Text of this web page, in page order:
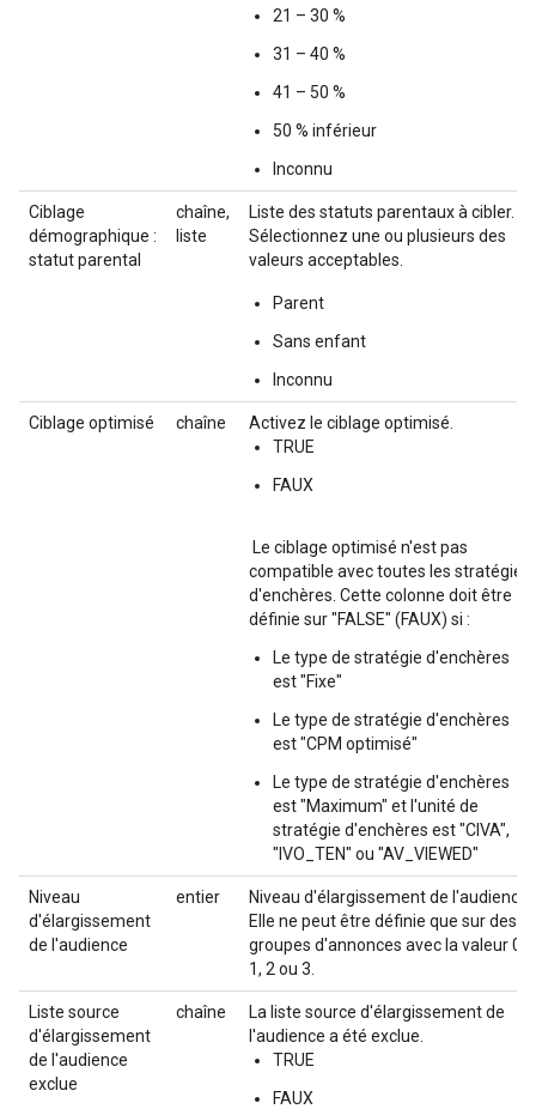
21 – 30 %
31 – 40 %
41 – 50 %
50 % inférieur
Inconnu
Ciblage
démographique :
statut parental
chaîne,
liste
Liste des statuts parentaux à cibler.
Sélectionnez une ou plusieurs des
valeurs acceptables.
Parent
Sans enfant
Inconnu
Ciblage optimisé chaîne
Activez le ciblage optimisé.
TRUE
FAUX
Le ciblage optimisé n'est pas
compatible avec toutes les stratégies
d'enchères. Cette colonne doit être
définie sur "FALSE" (FAUX) si :
Le type de stratégie d'enchères
est "Fixe"
Le type de stratégie d'enchères
est "CPM optimisé"
Le type de stratégie d'enchères
est "Maximum" et l'unité de
stratégie d'enchères est "CIVA",
"IVO_TEN" ou "AV_VIEWED"
Niveau
d'élargissement
de l'audience
entier
Niveau d'élargissement de l'audience.
Elle ne peut être définie que sur des
groupes d'annonces avec la valeur 0,
1, 2 ou 3.
Liste source
d'élargissement
de l'audience
exclue
chaîne
La liste source d'élargissement de
l'audience a été exclue.
TRUE
FAUX